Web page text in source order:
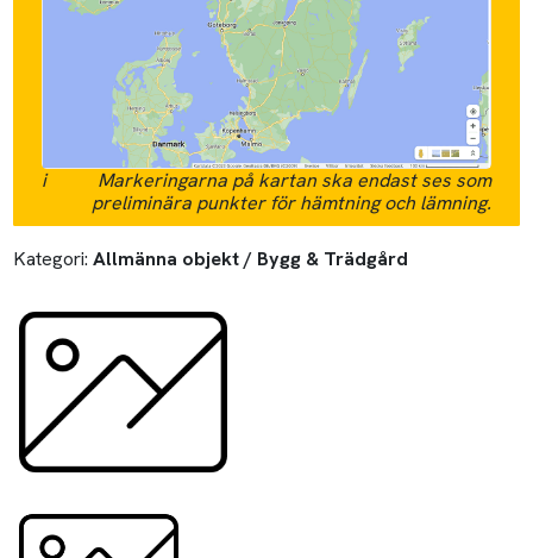
i
Markeringarna på kartan ska endast ses som
preliminära punkter för hämtning och lämning.
Kategori: Allmänna objekt / Bygg & Trädgård